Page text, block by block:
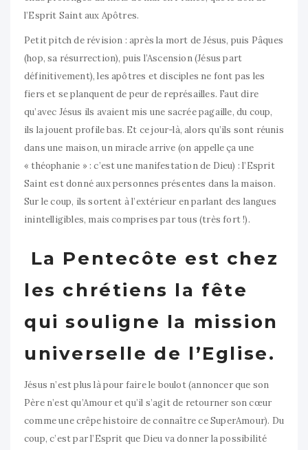
l’Esprit Saint aux Apôtres.
Petit pitch de révision : après la mort de Jésus, puis Pâques
(hop, sa résurrection), puis l’Ascension (Jésus part
définitivement), les apôtres et disciples ne font pas les
fiers et se planquent de peur de représailles. Faut dire
qu’avec Jésus ils avaient mis une sacrée pagaille, du coup,
ils la jouent profile bas. Et ce jour-là, alors qu’ils sont réunis
dans une maison, un miracle arrive (on appelle ça une
« théophanie » : c’est une manifestation de Dieu) : l’Esprit
Saint est donné aux personnes présentes dans la maison.
Sur le coup, ils sortent à l’extérieur en parlant des langues
inintelligibles, mais comprises par tous (très fort !).
La Pentecôte est chez
les chrétiens la fête
qui souligne la mission
universelle de l’Eglise.
Jésus n’est plus là pour faire le boulot (annoncer que son
Père n’est qu’Amour et qu’il s’agit de retourner son cœur
comme une crêpe histoire de connaître ce SuperAmour). Du
coup, c’est par l’Esprit que Dieu va donner la possibilité